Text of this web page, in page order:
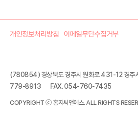
개인정보처리방침 이메일무단수집거부
(780854) 경상북도 경주시 원화로 431-12 경주
779-8913
FAX. 054-760-7435
COPYRIGHT ⓒ 홍지씨앤에스. ALL RIGHTS